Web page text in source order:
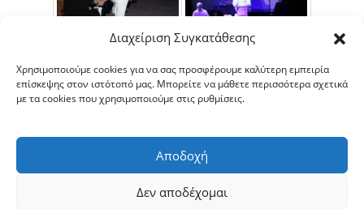
Διαχείριση Συγκατάθεσης
Χρησιμοποιούμε cookies για να σας προσφέρουμε καλύτερη εμπειρία
επίσκεψης στον ιστότοπό μας. Μπορείτε να μάθετε περισσότερα σχετικά
με τα cookies που χρησιμοποιούμε στις ρυθμίσεις.
Αποδοχή
Δεν αποδέχομαι